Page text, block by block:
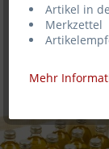
Artikel in
Merkzettel
Mehr